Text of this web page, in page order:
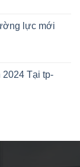
lực mới
Tại tp-